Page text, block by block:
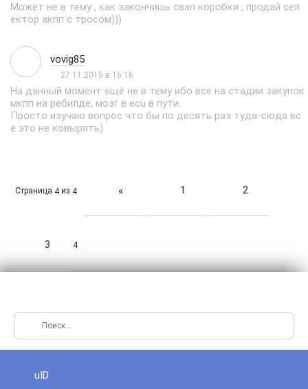
Может не в тему , как закончишь свап коробки , продай сел
ектор акпп с тросом)))
vovig85
27.11.2015 в 16:16
На данный момент ещё не в тему ибо все на стадии закупок
мкпп на ребилде, мозг в ecu в пути.
Просто изучаю вопрос что бы по десять раз туда-сюда вс
е это не ковырять)
Страница 4из 4 « 1 2
3 4
uID